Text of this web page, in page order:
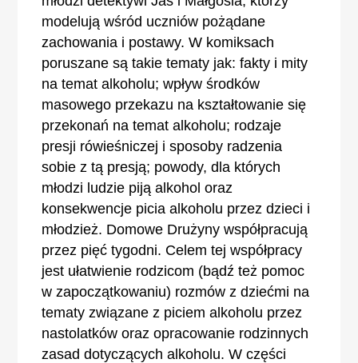
modelują wśród uczniów pożądane
zachowania i postawy. W komiksach
poruszane są takie tematy jak: fakty i mity
na temat alkoholu; wpływ środków
masowego przekazu na kształtowanie się
przekonań na temat alkoholu; rodzaje
presji rówieśniczej i sposoby radzenia
sobie z tą presją; powody, dla których
młodzi ludzie piją alkohol oraz
konsekwencje picia alkoholu przez dzieci i
młodzież. Domowe Drużyny współpracują
przez pięć tygodni. Celem tej współpracy
jest ułatwienie rodzicom (bądź też pomoc
w zapoczątkowaniu) rozmów z dziećmi na
tematy związane z piciem alkoholu przez
nastolatków oraz opracowanie rodzinnych
zasad dotyczących alkoholu. W części